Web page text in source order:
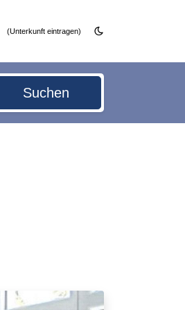
(Unterkunft eintragen)
Suchen